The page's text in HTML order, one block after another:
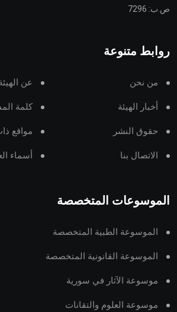
ص.ب: 7296
روابط متنوعة
من نحن عن
أخبار الهيئة كلمة
حقوق النشر مواقع
الاتصال بنا أسماء
الموسوعات المتخصصة
الموسوعة الطبية المتخصصة
الموسوعة القانونية المتخصصة
موسوعة الآثار في سورية
موسوعة العلوم والتقانات